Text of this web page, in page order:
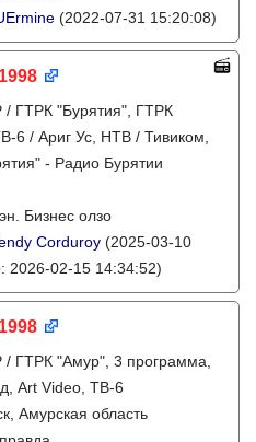
(2022-07-31 15:20:08)
ГТРК "Бурятия", ГТРК
6 / Ариг Ус, НТВ / Тивиком,
- Радио Бурятии
Бизнес олзо
Corduroy (2025-03-10
2026-02-15 14:34:52)
ГТРК "Амур", 3 программа,
Art Video, ТВ-6
Амурская область